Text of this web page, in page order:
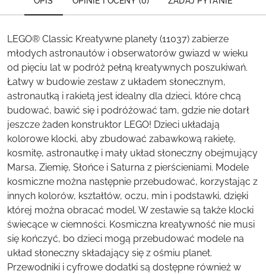
LEGO® Classic Kreatywne planety (11037) zabierze
młodych astronautów i obserwatorów gwiazd w wieku
od pięciu lat w podróż pełną kreatywnych poszukiwań.
Łatwy w budowie zestaw z układem słonecznym,
astronautką i rakietą jest idealny dla dzieci, które chcą
budować, bawić się i podróżować tam, gdzie nie dotarł
jeszcze żaden konstruktor LEGO! Dzieci układają
kolorowe klocki, aby zbudować zabawkową rakietę,
kosmitę, astronautkę i mały układ słoneczny obejmujący
Marsa, Ziemię, Słońce i Saturna z pierścieniami. Modele
kosmiczne można następnie przebudować, korzystając z
innych kolorów, kształtów, oczu, min i podstawki, dzięki
której można obracać model. W zestawie są także klocki
świecące w ciemności. Kosmiczna kreatywność nie musi
się kończyć, bo dzieci mogą przebudować modele na
układ słoneczny składający się z ośmiu planet.
Przewodniki i cyfrowe dodatki są dostępne również w